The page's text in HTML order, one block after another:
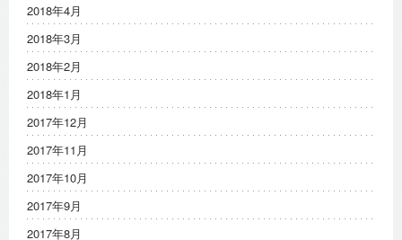
2018年4月
2018年3月
2018年2月
2018年1月
2017年12月
2017年11月
2017年10月
2017年9月
2017年8月